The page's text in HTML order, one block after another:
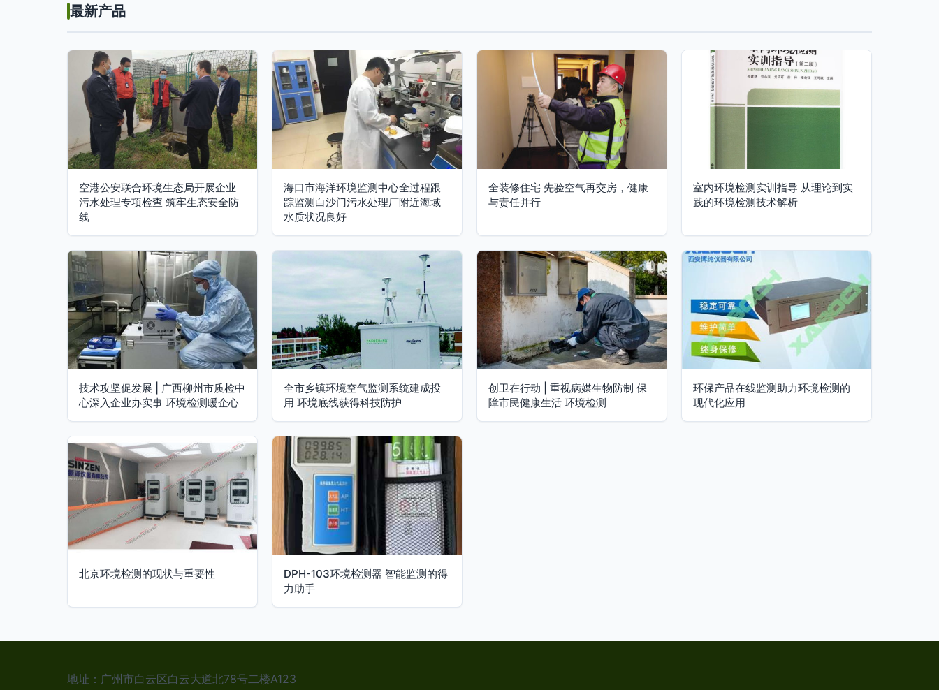
最新产品
空港公安联合环境生态局开展企业
污水处理专项检查 筑牢生态安全防
线
海口市海洋环境监测中心全过程跟
踪监测白沙门污水处理厂附近海域
水质状况良好
全装修住宅 先验空气再交房，健康
与责任并行
室内环境检测实训指导 从理论到实
践的环境检测技术解析
技术攻坚促发展 | 广西柳州市质检中
心深入企业办实事 环境检测暖企心
全市乡镇环境空气监测系统建成投
用 环境底线获得科技防护
创卫在行动 | 重视病媒生物防制 保
障市民健康生活 环境检测
环保产品在线监测助力环境检测的
现代化应用
北京环境检测的现状与重要性
DPH-103环境检测器 智能监测的得
力助手
地址：广州市白云区白云大道北78号二楼A123